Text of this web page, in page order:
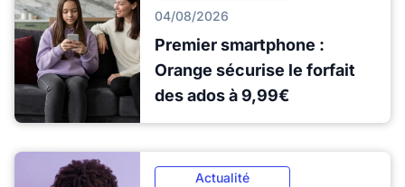
04/08/2026
Premier smartphone :
Orange sécurise le forfait
des ados à 9,99€
Actualité